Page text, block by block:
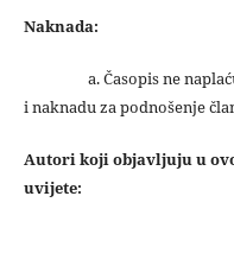
Naknada:
a. Časopis ne naplaćuje
i naknadu za podnošenje
Autori koji objavljuju u
uvijete: